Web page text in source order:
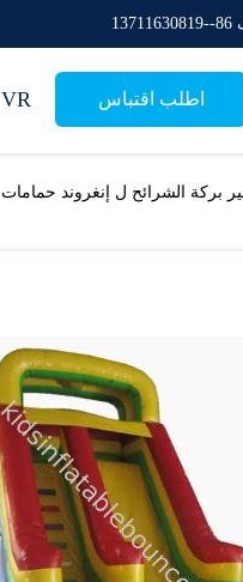
VR اطلب اقتباس
بركة الشرائح ل إنغروند حمامات